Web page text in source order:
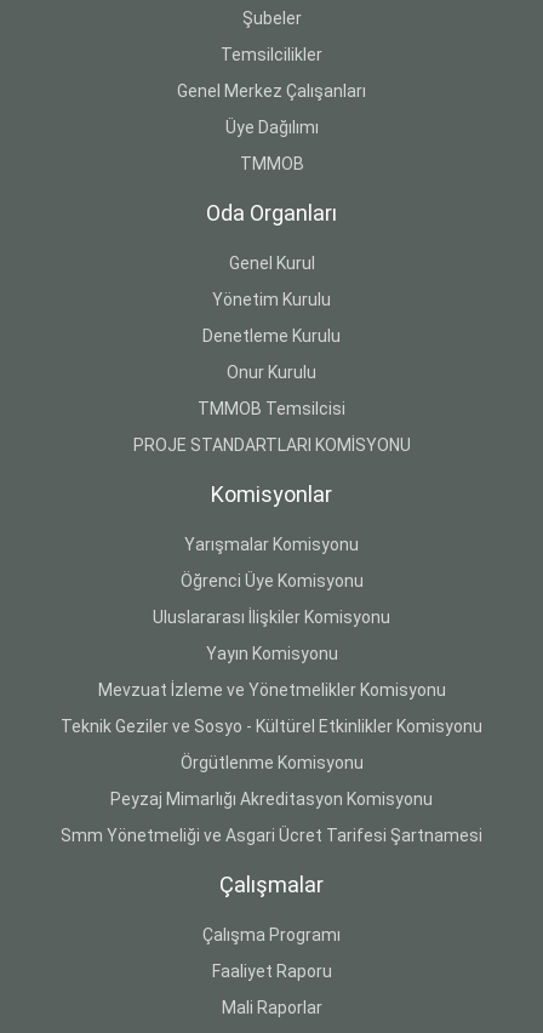
Şubeler
Temsilcilikler
Genel Merkez Çalışanları
Üye Dağılımı
TMMOB
Oda Organları
Genel Kurul
Yönetim Kurulu
Denetleme Kurulu
Onur Kurulu
TMMOB Temsilcisi
PROJE STANDARTLARI KOMİSYONU
Komisyonlar
Yarışmalar Komisyonu
Öğrenci Üye Komisyonu
Uluslararası İlişkiler Komisyonu
Yayın Komisyonu
Mevzuat İzleme ve Yönetmelikler Komisyonu
Teknik Geziler ve Sosyo - Kültürel Etkinlikler Komisyonu
Örgütlenme Komisyonu
Peyzaj Mimarlığı Akreditasyon Komisyonu
Smm Yönetmeliği ve Asgari Ücret Tarifesi Şartnamesi
Çalışmalar
Çalışma Programı
Faaliyet Raporu
Mali Raporlar